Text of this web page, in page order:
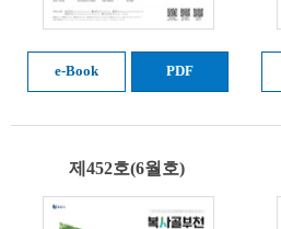
e-Book PDF
제452호(6월호)